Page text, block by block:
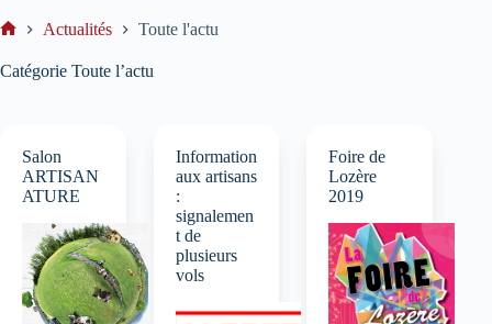
Actualités Toute l'actu
Catégorie Toute l’actu
Salon
ARTISAN
ATURE
Information
aux artisans
:
signalemen
t de
plusieurs
vols
Foire de
Lozère
2019